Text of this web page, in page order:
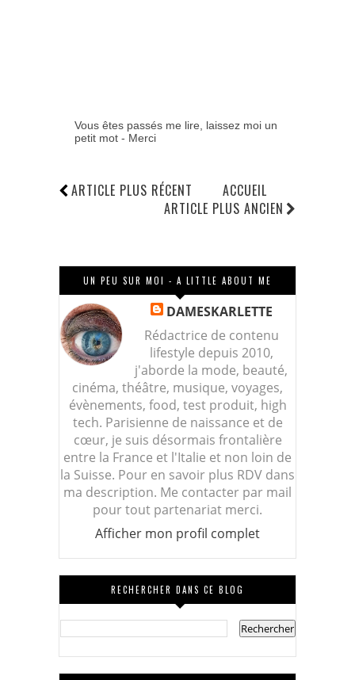
Vous êtes passés me lire, laissez moi un
petit mot - Merci
ARTICLE PLUS RÉCENT
ARTICLE PLUS ANCIEN
ACCUEIL
UN PEU SUR MOI - A LITTLE ABOUT ME
DAMESKARLETTE
Rédactrice de contenu
lifestyle depuis 2010,
j'aborde la mode, beauté,
cinéma, théâtre, musique, voyages,
évènements, food, test produit, high
tech. Parisienne de naissance et de
cœur, je suis désormais frontalière
entre la France et l'Italie et non loin de
la Suisse. Pour en savoir plus RDV dans
ma description. Me contacter par mail
pour tout partenariat merci.
Afficher mon profil complet
RECHERCHER DANS CE BLOG